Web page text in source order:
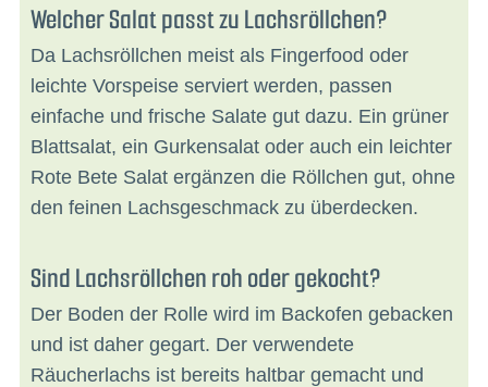
Welcher Salat passt zu Lachsröllchen?
Da Lachsröllchen meist als Fingerfood oder
leichte Vorspeise serviert werden, passen
einfache und frische Salate gut dazu. Ein grüner
Blattsalat, ein Gurkensalat oder auch ein leichter
Rote Bete Salat ergänzen die Röllchen gut, ohne
den feinen Lachsgeschmack zu überdecken.
Sind Lachsröllchen roh oder gekocht?
Der Boden der Rolle wird im Backofen gebacken
und ist daher gegart. Der verwendete
Räucherlachs ist bereits haltbar gemacht und